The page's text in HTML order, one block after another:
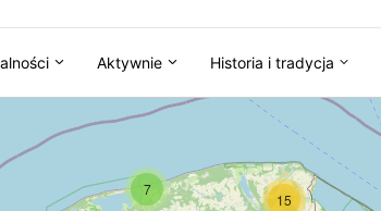
Aktywnie Historia i tradycja
15
7